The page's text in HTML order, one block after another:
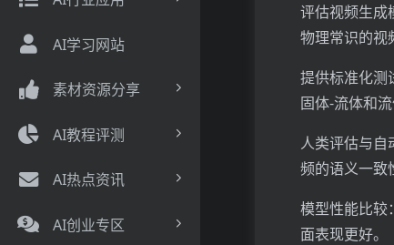
AI学习网站
素材资源分享
AI教程评测
AI热点资讯
AI创业专区
评估视频生成
物理常识的视
提供标准化测
固体-流体和
人类评估与
频的语义一致
模型性能比较
面表现更好。